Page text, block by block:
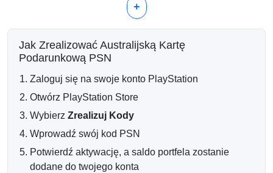
Użyj swojego salda 30 AUD na
Cyfrowe gry PlayStation
Paczki DLC i treści rozszerzające
Zamówienia i odnawianie PlayStation Plus
Przedmioty w grze i waluta wirtualna
Przecenione pakiety i promocje w sklepie
Wygodne doładowanie portfela
Kupując kartę PSN, możesz dodać stałą kwotę kredytu do
wprowadzania danych karty płatniczej w sklepie przy
każdym zakupie.
+
Jak Zrealizować Australijską Kartę
Podarunkową PSN
Zaloguj się na swoje konto PlayStation
Otwórz PlayStation Store
Wybierz Zrealizuj Kody
Wprowadź swój kod PSN
Potwierdź aktywację, a saldo portfela zostanie
dodane do twojego konta